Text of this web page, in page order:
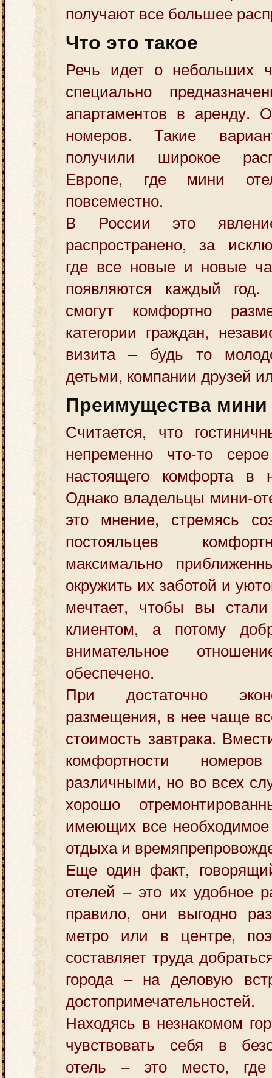
получают все большее
Что это такое
Речь идет о небольших
специально
апартаментов в аренду.
номеров. Такие
получили широкое
Европе, где мини
повсеместно.
В России это
распространено, за
где все новые и новые
появляются каждый
смогут комфортно
категории граждан,
визита – будь то
детьми, компании друзей
Преимущества мини
Считается, что
непременно что-то
настоящего комфорта в
Однако владельцы мини-
это мнение, стремясь
постояльцев
максимально
окружить их заботой и
мечтает, чтобы вы
клиентом, а потому
внимательное
обеспечено.
При достаточно
размещения, в нее чаще
стоимость завтрака.
комфортности
различными, но во всех
хорошо
имеющих все
отдыха и
Еще один факт,
отелей – это их удобное
правило, они выгодно
метро или в центре,
составляет труда
города – на деловую
достопримечательностей.
Находясь в незнакомом
чувствовать себя в
отель – это место,